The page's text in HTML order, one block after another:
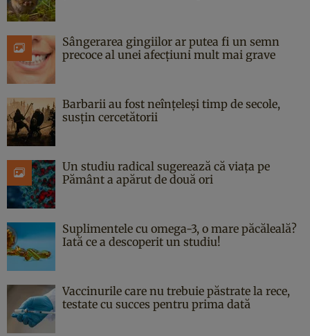
Sângerarea gingiilor ar putea fi un semn
precoce al unei afecțiuni mult mai grave
Barbarii au fost neînțeleși timp de secole,
susțin cercetătorii
Un studiu radical sugerează că viața pe
Pământ a apărut de două ori
Suplimentele cu omega-3, o mare păcăleală?
Iată ce a descoperit un studiu!
Vaccinurile care nu trebuie păstrate la rece,
testate cu succes pentru prima dată